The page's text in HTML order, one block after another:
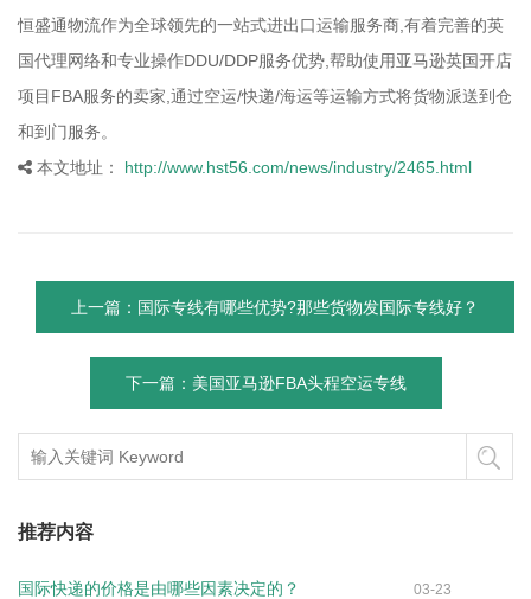
恒盛通物流作为全球领先的一站式进出口运输服务商,有着完善的英
国代理网络和专业操作DDU/DDP服务优势,帮助使用亚马逊英国开店
项目FBA服务的卖家,通过空运/快递/海运等运输方式将货物派送到仓
和到门服务。
本文地址：
http://www.hst56.com/news/industry/2465.html
上一篇：国际专线有哪些优势?那些货物发国际专线好？
下一篇：美国亚马逊FBA头程空运专线
推荐内容
国际快递的价格是由哪些因素决定的？ 03-23